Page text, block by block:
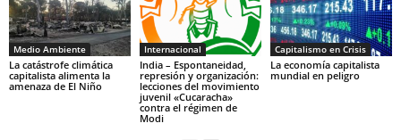
Medio Ambiente
La catástrofe climática
capitalista alimenta la
amenaza de El Niño
Internacional
India – Espontaneidad,
represión y organización:
lecciones del movimiento
juvenil «Cucaracha»
contra el régimen de
Modi
Capitalismo en Crisis
La economía capitalista
mundial en peligro